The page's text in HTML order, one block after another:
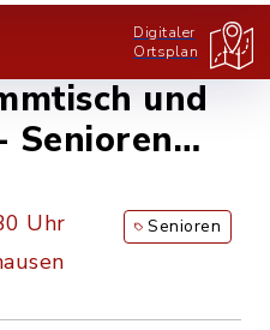
Digitaler
Ortsplan
und
Senioren
Uhr
Senioren